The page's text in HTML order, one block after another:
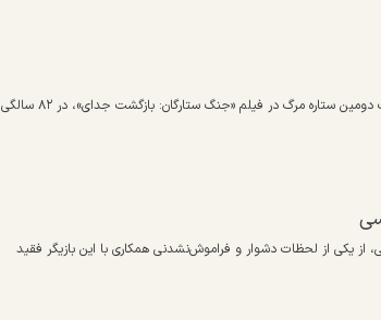
مایکل پنینگتون، بازیگر نمایشنامه‌های شکسپیر و ایفاگر نقش افسر مسئول ساخت دومین ستاره مرگ در فیلم «جنگ ستارگان: بازگشت جدای»، در ۸۲ سالگی
از یکی از لحظات دشوار و فراموش‌نشدنی همکاری با این بازیگر فقید